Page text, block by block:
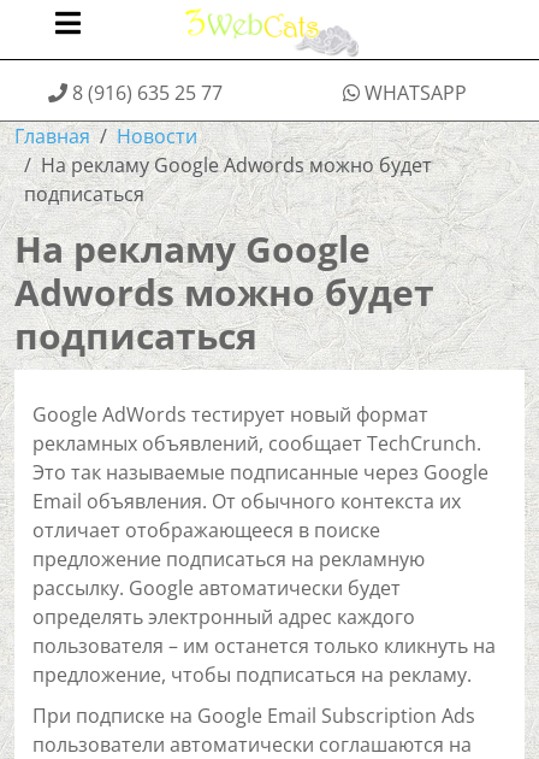
8 (916) 635 25 77
WHATSAPP
Главная
Новости
На рекламу Google Adwords можно будет
подписаться
На рекламу Google
Adwords можно будет
подписаться
Google AdWords тестирует новый формат
рекламных объявлений, сообщает TechCrunch.
Это так называемые подписанные через Google
Email объявления. От обычного контекста их
отличает отображающееся в поиске
предложение подписаться на рекламную
рассылку. Google автоматически будет
определять электронный адрес каждого
пользователя – им останется только кликнуть на
предложение, чтобы подписаться на рекламу.
При подписке на Google Email Subscription Ads
пользователи автоматически соглашаются на